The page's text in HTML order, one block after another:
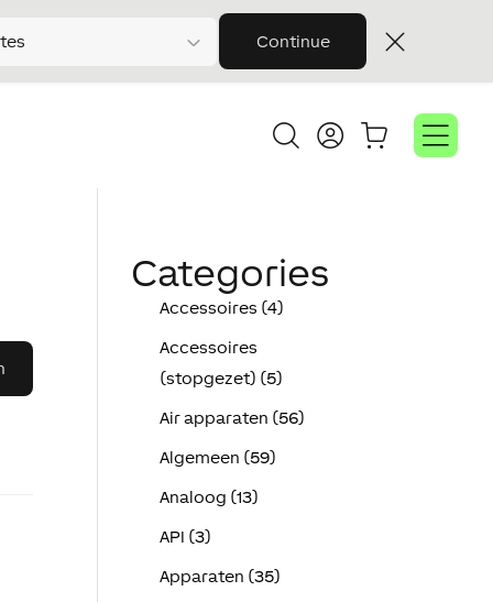
Continue
Categories
Accessoires (4)
Accessoires
(stopgezet) (5)
Air apparaten (56)
Algemeen (59)
Analoog (13)
API (3)
Apparaten (35)